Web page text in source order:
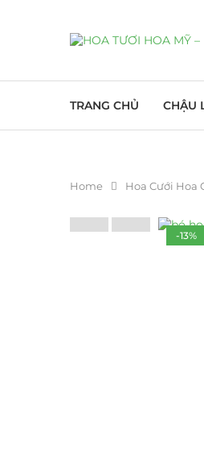
TRANG CHỦ CHẬU
Home Hoa Cưới Hoa
-13%